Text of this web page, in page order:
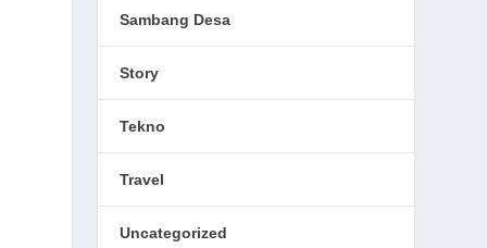
Sambang Desa
Story
Tekno
Travel
Uncategorized